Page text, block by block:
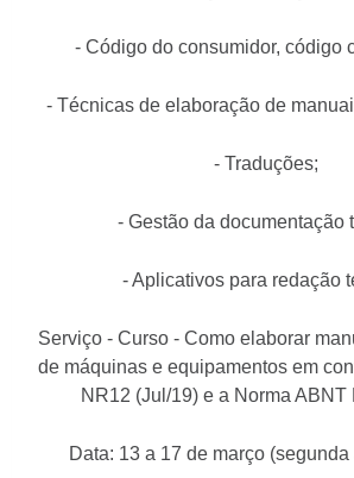
- Código do consumidor, código
- Técnicas de elaboração de
- Traduções;
- Gestão da documentação
- Aplicativos para redação
Serviço - Curso - Como elaborar
de máquinas e equipamentos em
NR12 (Jul/19) e a Norma ABNT
Data: 13 a 17 de março